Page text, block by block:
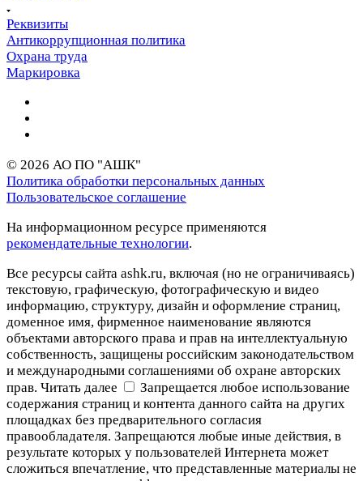
Реквизиты
Антикоррупционная политика
Охрана труда
Маркировка
© 2026 АО ПО "АШК"
Политика обработки персональных данных
Пользовательское соглашение
На информационном ресурсе применяются
рекомендательные технологии.
Все ресурсы сайта ashk.ru, включая (но не ограничиваясь)
текстовую, графическую, фотографическую и видео
информацию, структуру, дизайн и оформление страниц,
доменное имя, фирменное наименование являются
объектами авторского права и прав на интеллектуальную
собственность, защищены российским законодательством
и международными соглашениями об охране авторских
прав. Читать далее
Запрещается любое использование
содержания страниц и контента данного сайта на других
площадках без предварительного согласия
правообладателя. Запрещаются любые иные действия, в
результате которых у пользователей Интернета может
сложиться впечатление, что представленные материалы не